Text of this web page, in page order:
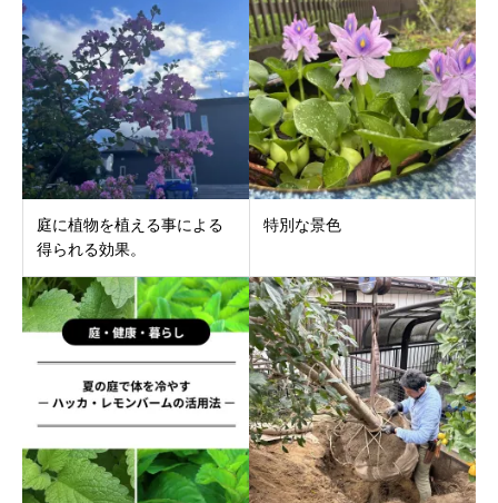
庭に植物を植える事による
得られる効果。
特別な景色